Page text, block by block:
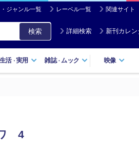
ジャンル一覧 レーベル一覧 関連サイト
検索 詳細検索 新刊カレン
生活・実用 雑誌・ ムック 映像
ワ 4